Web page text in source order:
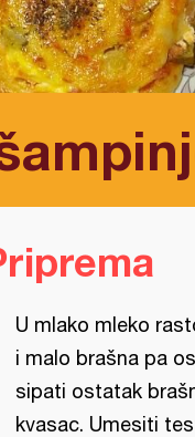
U mlako mleko
i malo brašna pa
sipati ostatak
kvasac. Umesiti